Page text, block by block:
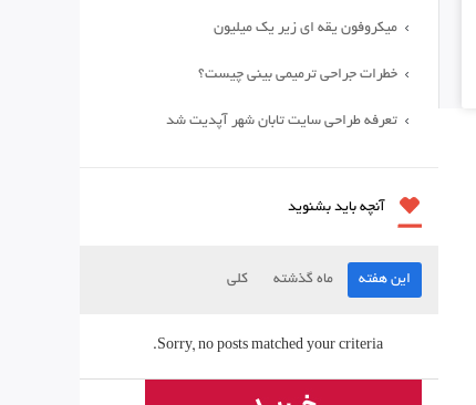
میکروفون یقه ای زیر یک میلیون
خطرات جراحی ترمیمی بینی چیست؟
تعرفه طراحی سایت تابان شهر آپدیت شد
آنچه باید بشنوید
این هفته ماه گذشته کلی
Sorry, no posts matched your criteria.